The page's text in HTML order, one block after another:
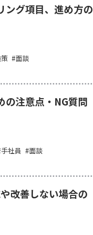
ング項目、進め方の
面談
の注意点・NG質問
社員 面談
改善しない場合の